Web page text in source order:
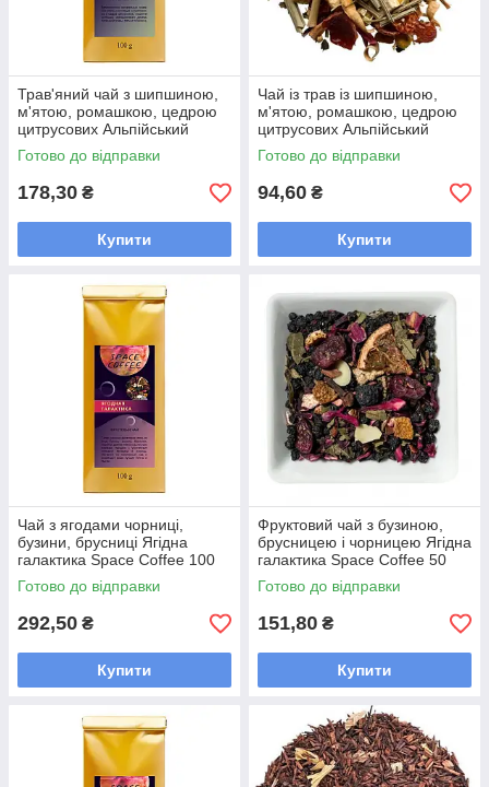
Трав'яний чай з шипшиною,
м'ятою, ромашкою, цедрою
цитрусових Альпійський
метеорит Space Coffee 100
грам
Готово до відправки
178,30 ₴
Купити
Чай із трав із шипшиною,
м'ятою, ромашкою, цедрою
цитрусових Альпійський
метеорит Space Coffee 50
грамів
Готово до відправки
94,60 ₴
Купити
Чай з ягодами чорниці,
бузини, брусниці Ягідна
галактика Space Coffee 100
грам
Готово до відправки
292,50 ₴
Купити
Фруктовий чай з бузиною,
брусницею і чорницею Ягідна
галактика Space Coffee 50
грам
Готово до відправки
151,80 ₴
Купити